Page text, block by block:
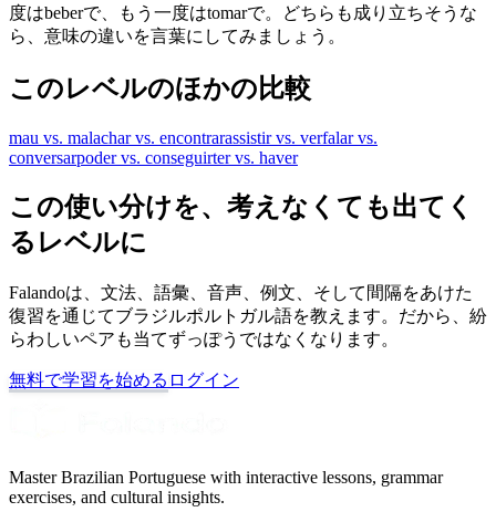
度はbeberで、もう一度はtomarで。どちらも成り立ちそうな
ら、意味の違いを言葉にしてみましょう。
このレベルのほかの比較
mau vs. malachar vs. encontrarassistir vs. verfalar vs.
conversarpoder vs. conseguirter vs. haver
この使い分けを、考えなくても出てく
るレベルに
Falandoは、文法、語彙、音声、例文、そして間隔をあけた
復習を通じてブラジルポルトガル語を教えます。だから、紛
らわしいペアも当てずっぽうではなくなります。
無料で学習を始める ログイン
Master Brazilian Portuguese with interactive lessons, grammar
exercises, and cultural insights.